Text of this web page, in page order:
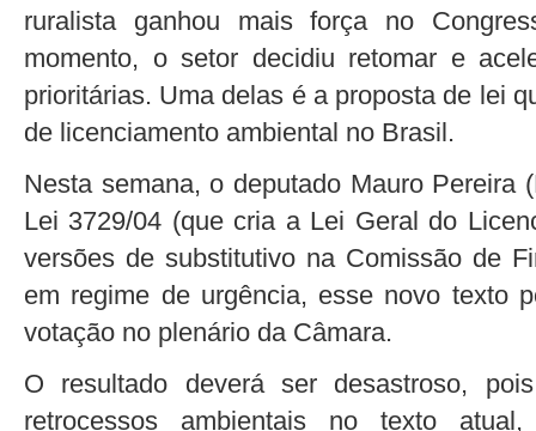
ruralista ganhou mais força no
momento, o setor decidiu retomar e
prioritárias. Uma delas é a proposta de lei
de licenciamento ambiental no Brasil.
Nesta semana, o deputado Mauro Pereira
Lei 3729/04 (que cria a Lei Geral do
versões de substitutivo na Comissão de
em regime de urgência, esse novo texto
votação no plenário da Câmara.
O resultado deverá ser desastroso,
retrocessos ambientais no texto